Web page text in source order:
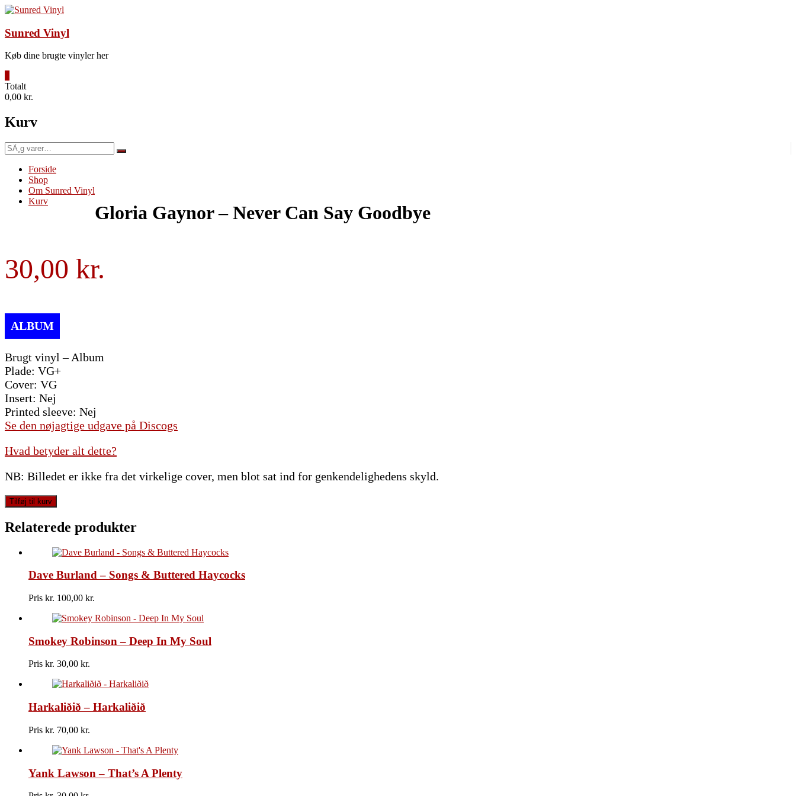
Videre
indhold
Sunred Vinyl
Køb dine brugte vinyler her
Totalt
0,00 kr.
Kurv
SÃ¸g
efter:
Forside
Shop
Om Sunred Vinyl
Kurv
Gloria Gaynor – Never Can Say Goodbye
30,00
Brugt vinyl – Album
Plade: VG+
Cover: VG
Insert: Nej
Printed sleeve: Nej
Se den nøjagtige udgave på Discogs
Hvad betyder alt dette?
NB: Billedet er ikke fra det virkelige cover, men blot sat ind for genkendelighedens skyld.
Gloria
Gaynor
-
Never
Tilføj til kurv
Relaterede produkter
Dave Burland – Songs & Buttered Haycocks
Pris kr. 100,00
Smokey Robinson – Deep In My Soul
Pris kr. 30,00
Harkaliðið – Harkaliðið
Pris kr. 70,00
Yank Lawson – That’s A Plenty